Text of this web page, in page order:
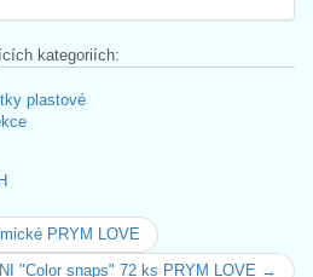
kategoriích:
plastové
PRYM LOVE
"Color snaps" 72 ks PRYM LOVE →